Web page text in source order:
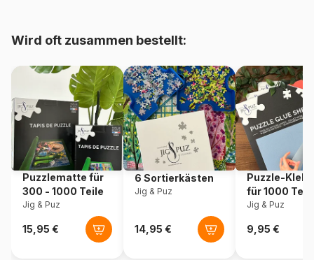
Artikelnummer Sunsout-11230
EAN 796780112308
Teileanzahl 500 Teile
Maße 48 x 48 cm
Wird oft zusammen bestellt:
Puzzlematte für
300 - 1000 Teile
Jig & Puz
6 Sortierkästen
Jig & Puz
Puzzle-
für 1000
Jig & Puz